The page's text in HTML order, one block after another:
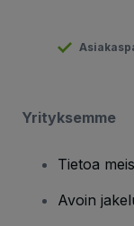
Yrityksemme
Tietoa
Avoin